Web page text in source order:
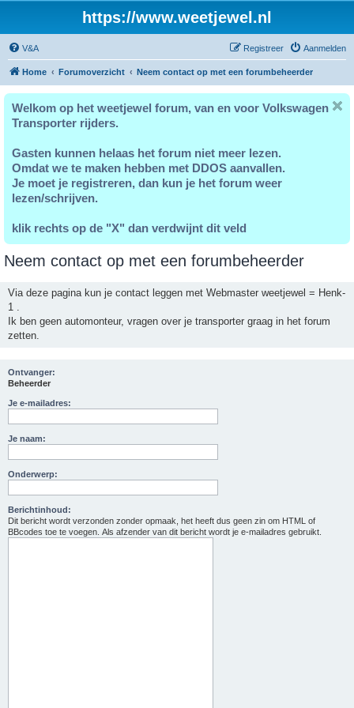
https://www.weetjewel.nl
V&A Aanmelden
Registreer
Home Forumoverzicht Neem contact op met een forumbeheerder
Welkom op het weetjewel forum, van en voor Volkswagen
Transporter rijders.
Gasten kunnen helaas het forum niet meer lezen.
Omdat we te maken hebben met DDOS aanvallen.
Je moet je registreren, dan kun je het forum weer
lezen/schrijven.
klik rechts op de "X" dan verdwijnt dit veld
Neem contact op met een forumbeheerder
Via deze pagina kun je contact leggen met Webmaster weetjewel = Henk-
1 .
Ik ben geen automonteur, vragen over je transporter graag in het forum
zetten.
Ontvanger:
Beheerder
Je e-mailadres:
Je naam:
Onderwerp:
Berichtinhoud:
Dit bericht wordt verzonden zonder opmaak, het heeft dus geen zin om HTML of
BBcodes toe te voegen. Als afzender van dit bericht wordt je e-mailadres gebruikt.